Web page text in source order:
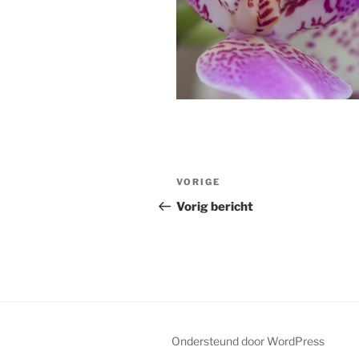
Bericht
navigatie
Vorig
bericht
VORIGE
Vorig bericht
Ondersteund door WordPress